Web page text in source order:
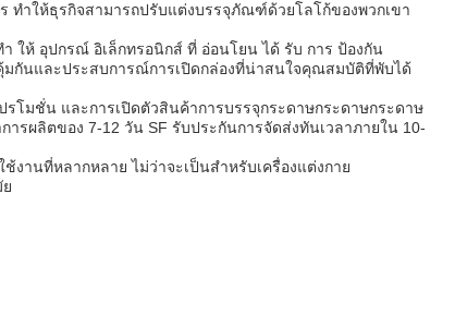
ทําให้ธุรกิจสามารถปรับแต่งบรรจุภัณฑ์ด้วยโลโก้ของพวกเขา
ให้ อุปกรณ์ อิเล็กทรอนิกส์ ที่ อ่อนโยน ได้ รับ การ ป้องกัน
มกันและประสบการณ์การเปิดกล่องที่น่าสนใจคุณสมบัติที่พับได้
โมชั่น และการเปิดตัวสินค้าการบรรจุกระดาษกระดาษกระดาษ
รผลิตของ 7-12 วัน SF รับประกันการจัดส่งทันเวลาภายใน 10-
านที่หลากหลาย ไม่ว่าจะเป็นสําหรับเครื่องแต่งกาย